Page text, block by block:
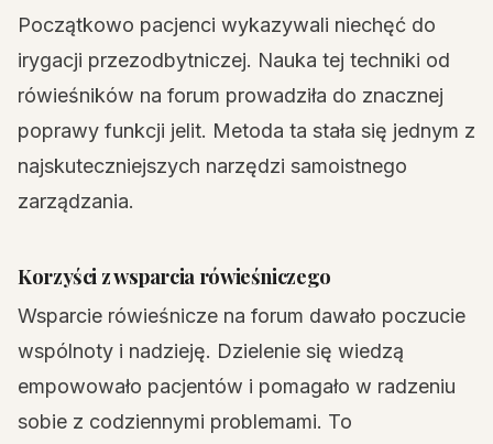
Początkowo pacjenci wykazywali niechęć do
irygacji przezodbytniczej. Nauka tej techniki od
rówieśników na forum prowadziła do znacznej
poprawy funkcji jelit. Metoda ta stała się jednym z
najskuteczniejszych narzędzi samoistnego
zarządzania.
Korzyści z wsparcia rówieśniczego
Wsparcie rówieśnicze na forum dawało poczucie
wspólnoty i nadzieję. Dzielenie się wiedzą
empowowało pacjentów i pomagało w radzeniu
sobie z codziennymi problemami. To